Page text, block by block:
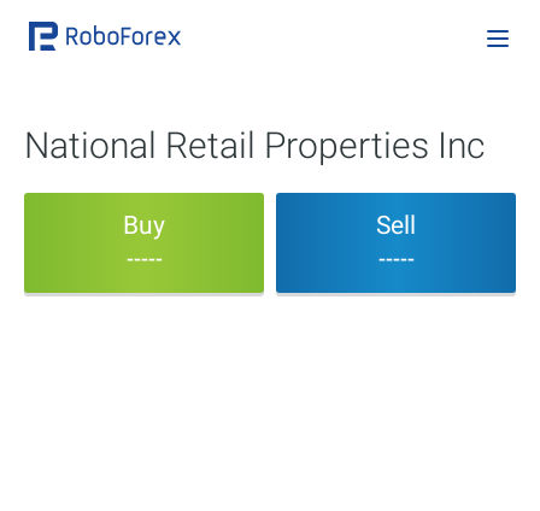
National Retail Properties Inc
Buy
-----
Sell
-----